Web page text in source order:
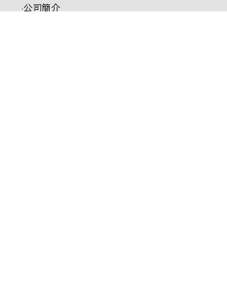
·公司簡介